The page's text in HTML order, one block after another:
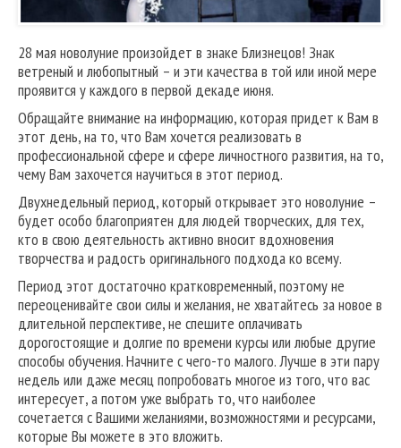
28 мая новолуние произойдет в знаке Близнецов! Знак
ветреный и любопытный – и эти качества в той или иной мере
проявится у каждого в первой декаде июня.
Обращайте внимание на информацию, которая придет к Вам в
этот день, на то, что Вам хочется реализовать в
профессиональной сфере и сфере личностного развития, на то,
чему Вам захочется научиться в этот период.
Двухнедельный период, который открывает это новолуние –
будет особо благоприятен для людей творческих, для тех,
кто в свою деятельность активно вносит вдохновения
творчества и радость оригинального подхода ко всему.
Период этот достаточно кратковременный, поэтому не
переоценивайте свои силы и желания, не хватайтесь за новое в
длительной перспективе, не спешите оплачивать
дорогостоящие и долгие по времени курсы или любые другие
способы обучения. Начните с чего-то малого. Лучше в эти пару
недель или даже месяц попробовать многое из того, что вас
интересует, а потом уже выбрать то, что наиболее
сочетается с Вашими желаниями, возможностями и ресурсами,
которые Вы можете в это вложить.